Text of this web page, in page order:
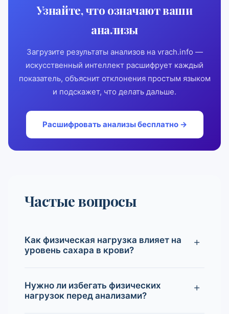
Узнайте, что означают ваши
анализы
Загрузите результаты анализов на vrach.info —
искусственный интеллект расшифрует каждый
показатель, объяснит отклонения простым языком
и подскажет, что делать дальше.
Расшифровать анализы бесплатно →
Частые вопросы
Как физическая нагрузка влияет на
уровень сахара в крови?
Нужно ли избегать физических
нагрузок перед анализами?